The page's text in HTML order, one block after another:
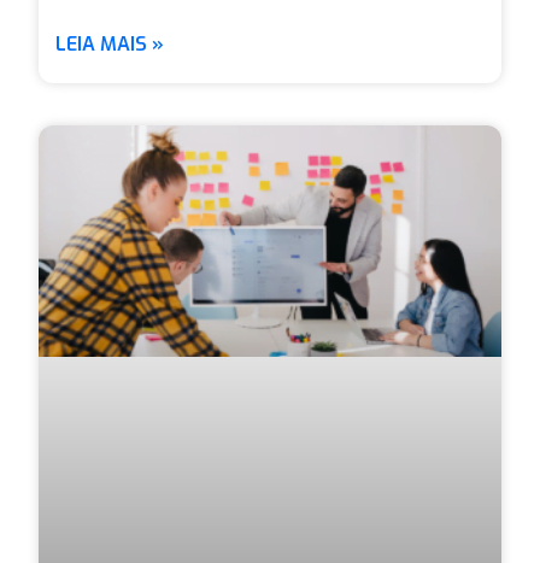
LEIA MAIS »